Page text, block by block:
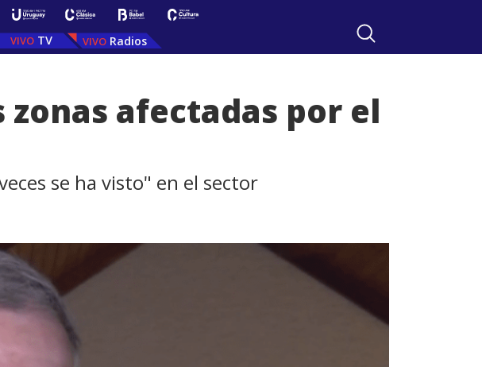
TV Radios
afectadas por el
se ha visto" en el sector